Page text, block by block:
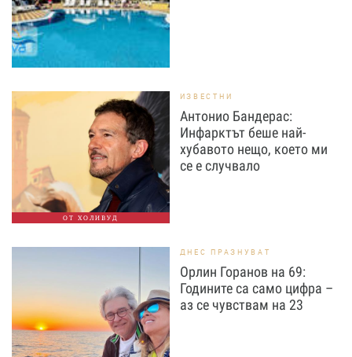
ОТ ХОЛИВУД
ИЗВЕСТНИ
Антонио Бандерас:
Инфарктът беше най-
хубавото нещо, което ми
се е случвало
ДНЕС ПРАЗНУВАТ
Орлин Горанов на 69:
Годините са само цифра –
аз се чувствам на 23